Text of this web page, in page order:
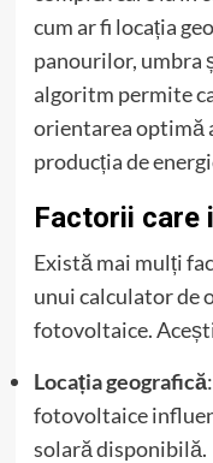
cum ar fi locația
panourilor, umbra
algoritm permite
orientarea optimă
producția de
Factorii care
Există mai mulți
unui calculator de
fotovoltaice.
Locația geografică
fotovoltaice
solară disponibilă.